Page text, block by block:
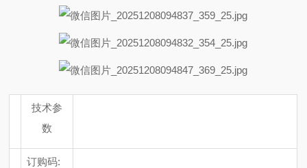
技术参
数
订购码: